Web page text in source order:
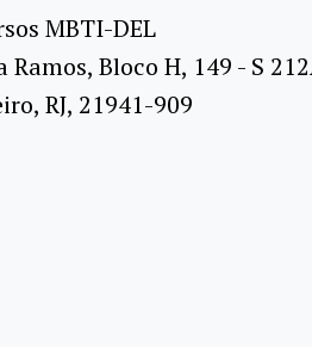
MBTI-DEL
Bloco H, 149 - S
RJ, 21941-909